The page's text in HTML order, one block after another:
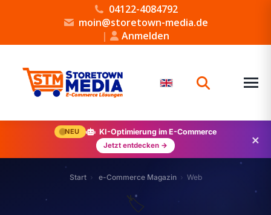
04122-4084792
moin@storetown-media.de
|
Anmelden
NEU KI-Optimierung im E-Commerce
Jetzt entdecken → ×
Start e-Commerce Magazin Web
🏷️